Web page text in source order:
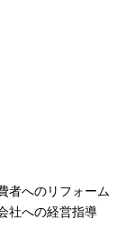
者へのリフォーム
社への経営指導